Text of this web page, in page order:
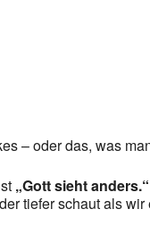
– oder das, was
„Gott sieht anders.“
tiefer schaut als wir